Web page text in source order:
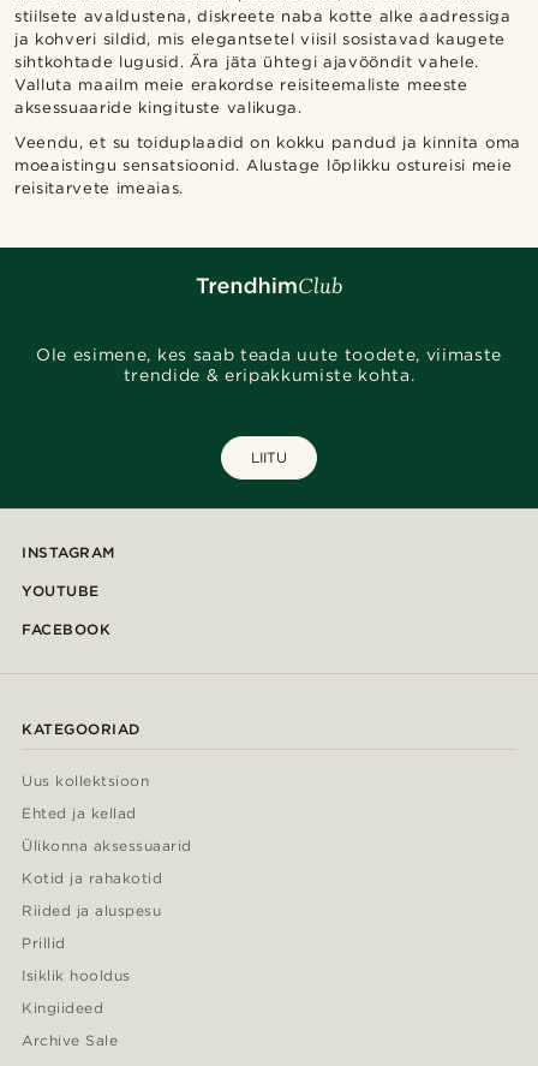
stiilsete avaldustena, diskreete naba kotte alke aadressiga
ja kohveri sildid, mis elegantsetel viisil sosistavad kaugete
sihtkohtade lugusid. Ära jäta ühtegi ajavööndit vahele.
Valluta maailm meie erakordse reisiteemaliste meeste
aksessuaaride kingituste valikuga.
Veendu, et su toiduplaadid on kokku pandud ja kinnita oma
moeaistingu sensatsioonid. Alustage lõplikku ostureisi meie
reisitarvete imeaias.
Ole esimene, kes saab teada uute toodete, viimaste
trendide & eripakkumiste kohta.
LIITU
INSTAGRAM
YOUTUBE
FACEBOOK
KATEGOORIAD
Uus kollektsioon
Ehted ja kellad
Ülikonna aksessuaarid
Kotid ja rahakotid
Riided ja aluspesu
Prillid
Isiklik hooldus
Kingiideed
Archive Sale